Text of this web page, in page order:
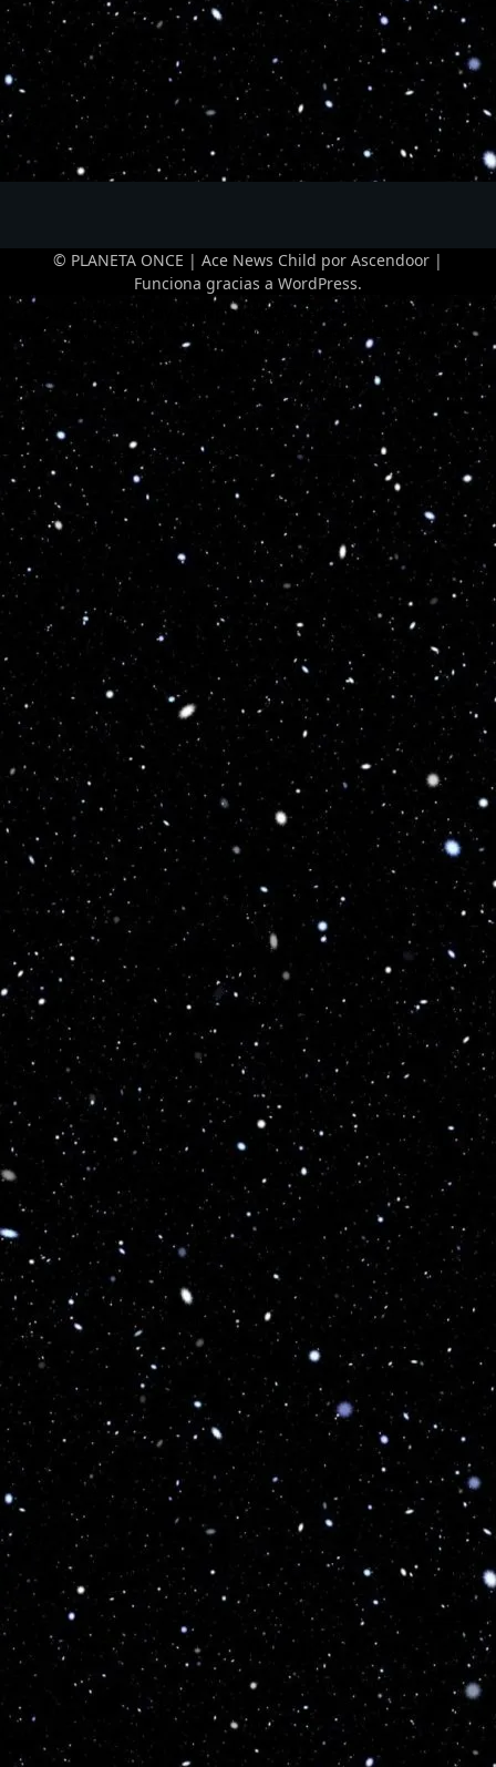
© PLANETA ONCE | Ace News Child por Ascendoor |
Funciona gracias a WordPress.
Optimized by Seraphinite Accelerator
Turns on site high speed to be attractive for people and search engines.